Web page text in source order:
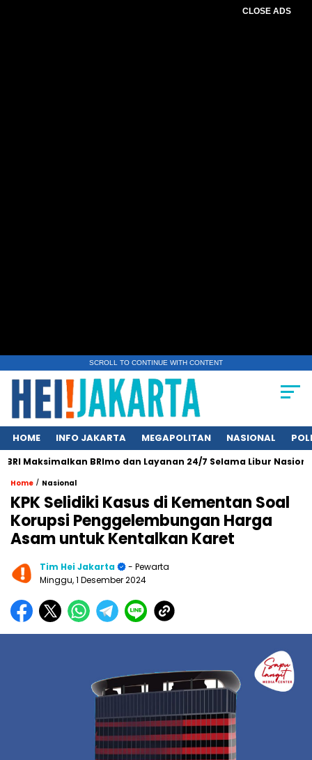
CLOSE ADS
SCROLL TO CONTINUE WITH CONTENT
HOME INFO JAKARTA MEGAPOLITAN NASIONAL
Maksimalkan BRImo dan Layanan 24/7 Selama Libur Nasional 1
Home / Nasional
KPK Selidiki Kasus di Kementan Soal
Korupsi Penggelembungan Harga
Asam untuk Kentalkan Karet
Tim Hei Jakarta
- Pewarta
Minggu, 1 Desember 2024